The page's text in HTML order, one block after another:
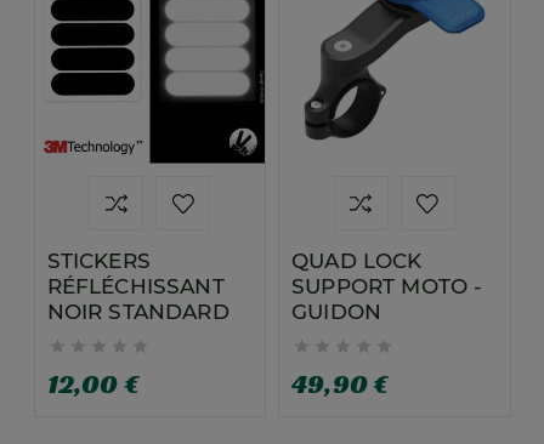
STICKERS
RÉFLÉCHISSANT
NOIR STANDARD
    
12,00 €
QUAD LOCK
SUPPORT MOTO -
GUIDON
    
49,90 €